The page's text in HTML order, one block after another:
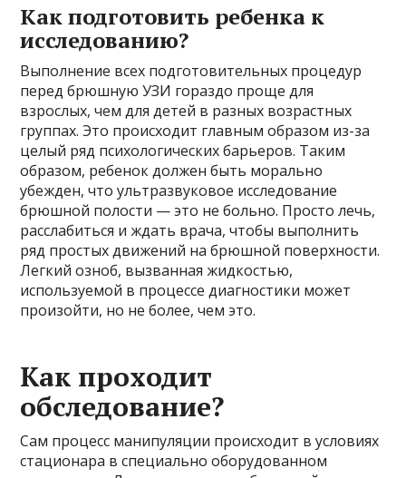
Как подготовить ребенка к
исследованию?
Выполнение всех подготовительных процедур
перед брюшную УЗИ гораздо проще для
взрослых, чем для детей в разных возрастных
группах. Это происходит главным образом из-за
целый ряд психологических барьеров. Таким
образом, ребенок должен быть морально
убежден, что ультразвуковое исследование
брюшной полости — это не больно. Просто лечь,
расслабиться и ждать врача, чтобы выполнить
ряд простых движений на брюшной поверхности.
Легкий озноб, вызванная жидкостью,
используемой в процессе диагностики может
произойти, но не более, чем это.
Как проходит
обследование?
Сам процесс манипуляции происходит в условиях
стационара в специально оборудованном